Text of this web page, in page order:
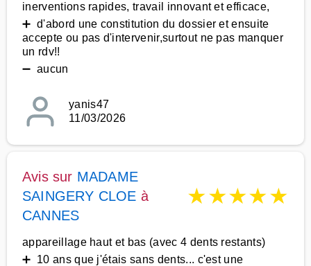
inerventions rapides, travail innovant et efficace,
➕ d'abord une constitution du dossier et ensuite
accepte ou pas d'intervenir,surtout ne pas manquer
un rdv!!
➖ aucun
yanis47
11/03/2026
Avis sur MADAME
SAINGERY CLOE à
CANNES
★★★★★
appareillage haut et bas (avec 4 dents restants)
➕ 10 ans que j'étais sans dents... c'est une